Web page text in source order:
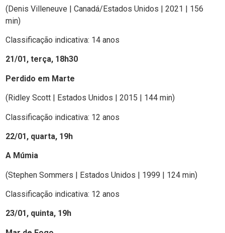
(Denis Villeneuve | Canadá/Estados Unidos | 2021 | 156
min)
Classificação indicativa: 14 anos
21/01, terça, 18h30
Perdido em Marte
(Ridley Scott | Estados Unidos | 2015 | 144 min)
Classificação indicativa: 12 anos
22/01, quarta, 19h
A Múmia
(Stephen Sommers | Estados Unidos | 1999 | 124 min)
Classificação indicativa: 12 anos
23/01, quinta, 19h